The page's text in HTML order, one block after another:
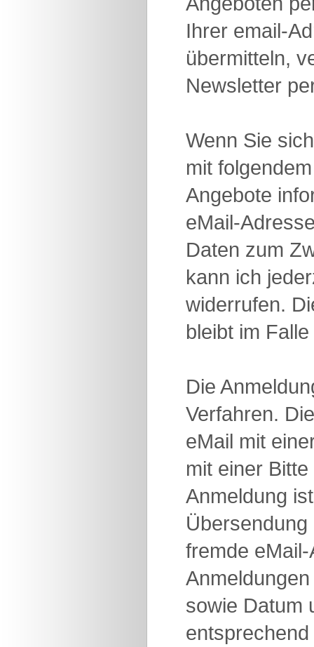
Ihrer email-
übermitteln,
Newsletter
Wenn Sie
mit
Angebote
eMail-
Daten zum
kann ich
widerrufen.
bleibt im
Die
Verfahren.
eMail mit
mit einer
Anmeldung
fremde
sowie Datum